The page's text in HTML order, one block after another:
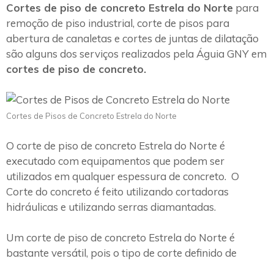
Cortes de piso de concreto Estrela do Norte para
remoção de piso industrial, corte de pisos para
abertura de canaletas e cortes de juntas de dilatação
são alguns dos serviços realizados pela Águia GNY em
cortes de piso de concreto.
Cortes de Pisos de Concreto Estrela do Norte
O corte de piso de concreto Estrela do Norte é
executado com equipamentos que podem ser
utilizados em qualquer espessura de concreto. O
Corte do concreto é feito utilizando cortadoras
hidráulicas e utilizando serras diamantadas.
Um corte de piso de concreto Estrela do Norte é
bastante versátil, pois o tipo de corte definido de